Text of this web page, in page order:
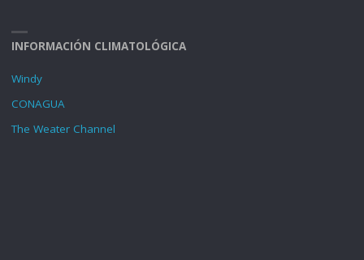
INFORMACIÓN CLIMATOLÓGICA
Windy
CONAGUA
The Weater Channel